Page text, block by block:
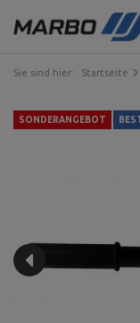
Sie sind hier: Startseite
SONDERANGEBOT